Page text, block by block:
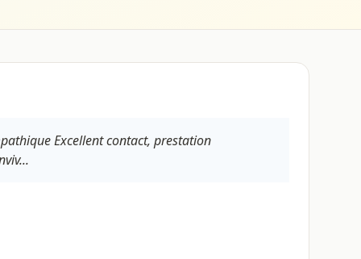
Excellent contact, prestation